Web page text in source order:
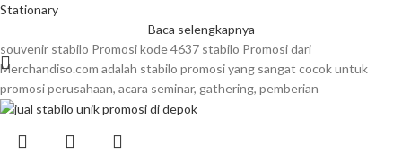
Stationary
Baca selengkapnya
souvenir stabilo Promosi kode 4637 stabilo Promosi dari
Merchandiso.com adalah stabilo promosi yang sangat cocok untuk
promosi perusahaan, acara seminar, gathering, pemberian